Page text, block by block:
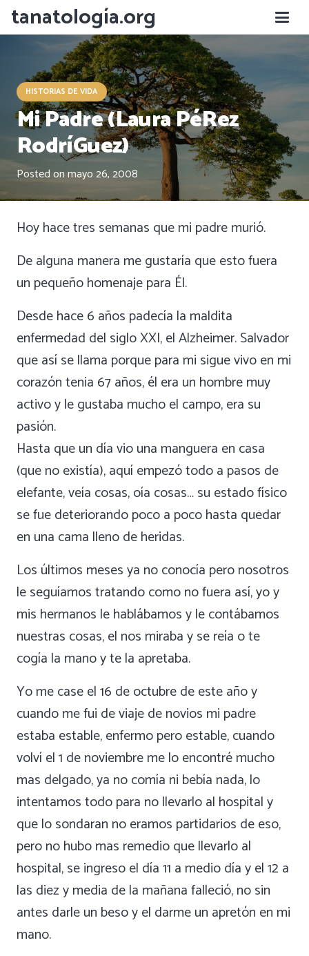
tanatología.org
HISTORIAS DE VIDA
Mi Padre (Laura PéRez
RodríGuez)
Posted onmayo 26, 2008
Hoy hace tres semanas que mi padre murió.
De alguna manera me gustaría que esto fuera
un pequeño homenaje para Él.
Desde hace 6 años padecía la maldita
enfermedad del siglo XXI, el Alzheimer. Salvador
que así se llama porque para mi sigue vivo en mi
corazón tenia 67 años, él era un hombre muy
activo y le gustaba mucho el campo, era su
pasión.
Hasta que un día vio una manguera en casa
(que no existía), aquí empezó todo a pasos de
elefante, veía cosas, oía cosas… su estado físico
se fue deteriorando poco a poco hasta quedar
en una cama lleno de heridas.
Los últimos meses ya no conocía pero nosotros
le seguíamos tratando como no fuera así, yo y
mis hermanos le hablábamos y le contábamos
nuestras cosas, el nos miraba y se reía o te
cogía la mano y te la apretaba.
Yo me case el 16 de octubre de este año y
cuando me fui de viaje de novios mi padre
estaba estable, enfermo pero estable, cuando
volví el 1 de noviembre me lo encontré mucho
mas delgado, ya no comía ni bebía nada, lo
intentamos todo para no llevarlo al hospital y
que lo sondaran no eramos partidarios de eso,
pero no hubo mas remedio que llevarlo al
hospital, se ingreso el día 11 a medio día y el 12 a
las diez y media de la mañana falleció, no sin
antes darle un beso y el darme un apretón en mi
mano.